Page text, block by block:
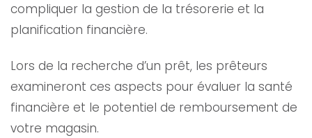
compliquer la gestion de la trésorerie et la
planification financière.
Lors de la recherche d’un prêt, les prêteurs
examineront ces aspects pour évaluer la santé
financière et le potentiel de remboursement de
votre magasin.